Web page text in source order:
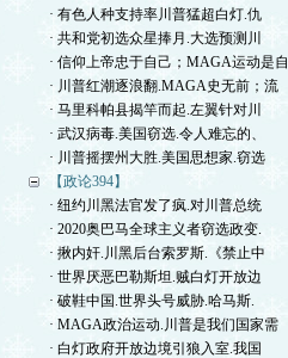
· 有色人种支持率川普猛超白灯.仇
· 共和党初选众星捧月.大选预测川
· 信仰上帝忠于自己；MAGA运动是自
· 川普红潮逐浪翻.MAGA史无前；流
· 马里科帕县揭竿而起.左翼针对川
· 武汉病毒.美国窃选.令人难忘的、
· 川普摇摆州大胜.美国思想家.窃选
【政论394】
· 纽约川黑法官发了疯.对川普总统
· 2020奥巴马全球主义者窃选政变.
· 揪内奸.川黑后台索罗斯.《禁止中
· 世界厌恶巴勒斯坦.贼白灯开放边
· 破鞋中国.世界头号威胁.哈马斯.
· MAGA政治运动.川普是我们国家需
· 白灯政府开放边境引狼入室.我国